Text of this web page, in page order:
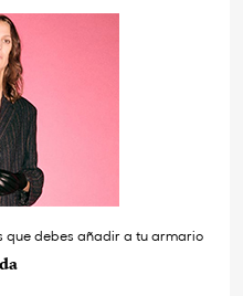
que debes añadir a tu armario